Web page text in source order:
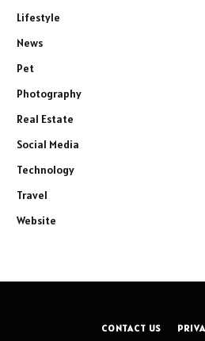
Lifestyle
News
Pet
Photography
Real Estate
Social Media
Technology
Travel
Website
CONTACT US